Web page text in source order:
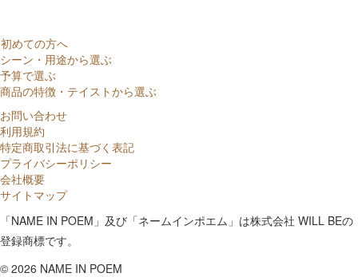
初めての方へ
シーン・用途から選ぶ
予算で選ぶ
商品の特徴・テイストから選ぶ
お問い合わせ
利用規約
特定商取引法に基づく表記
プライバシーポリシー
会社概要
サイトマップ
「NAME IN POEM」及び「ネームインポエム」は株式会社 WILL BEの
登録商標です。
© 2026 NAME IN POEM